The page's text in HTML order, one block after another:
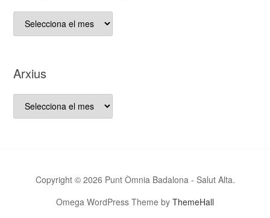
D es
que
aquest
bloc…
Arxius
Arxius
Copyright © 2026 Punt Òmnia Badalona - Salut Alta.
Omega WordPress Theme by ThemeHall